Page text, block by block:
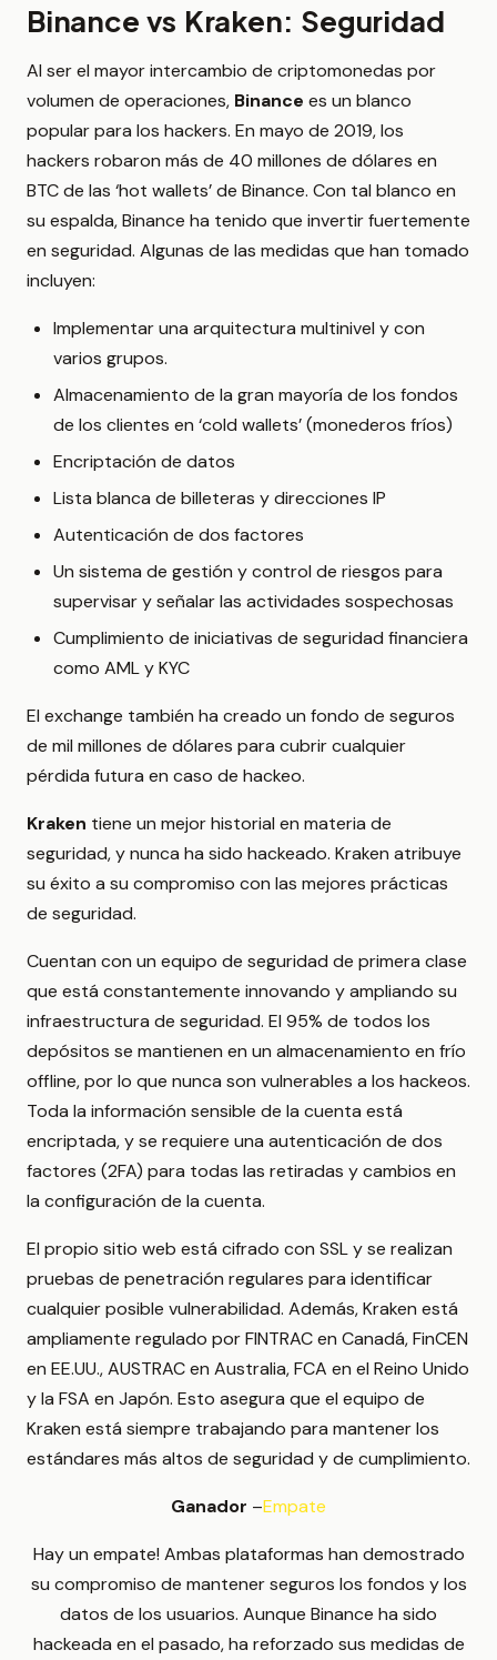
Binance vs Kraken: Seguridad
Al ser el mayor intercambio de criptomonedas por
volumen de operaciones, Binance es un blanco
popular para los hackers. En mayo de 2019, los
hackers robaron más de 40 millones de dólares en
BTC de las ‘hot wallets’ de Binance. Con tal blanco en
su espalda, Binance ha tenido que invertir fuertemente
en seguridad. Algunas de las medidas que han tomado
incluyen:
Implementar una arquitectura multinivel y con
varios grupos.
Almacenamiento de la gran mayoría de los fondos
de los clientes en ‘cold wallets’ (monederos fríos)
Encriptación de datos
Lista blanca de billeteras y direcciones IP
Autenticación de dos factores
Un sistema de gestión y control de riesgos para
supervisar y señalar las actividades sospechosas
Cumplimiento de iniciativas de seguridad financiera
como AML y KYC
El exchange también ha creado un fondo de seguros
de mil millones de dólares para cubrir cualquier
pérdida futura en caso de hackeo.
Kraken tiene un mejor historial en materia de
seguridad, y nunca ha sido hackeado. Kraken atribuye
su éxito a su compromiso con las mejores prácticas
de seguridad.
Cuentan con un equipo de seguridad de primera clase
que está constantemente innovando y ampliando su
infraestructura de seguridad. El 95% de todos los
depósitos se mantienen en un almacenamiento en frío
offline, por lo que nunca son vulnerables a los hackeos.
Toda la información sensible de la cuenta está
encriptada, y se requiere una autenticación de dos
factores (2FA) para todas las retiradas y cambios en
la configuración de la cuenta.
El propio sitio web está cifrado con SSL y se realizan
pruebas de penetración regulares para identificar
cualquier posible vulnerabilidad. Además, Kraken está
ampliamente regulado por FINTRAC en Canadá, FinCEN
en EE.UU., AUSTRAC en Australia, FCA en el Reino Unido
y la FSA en Japón. Esto asegura que el equipo de
Kraken está siempre trabajando para mantener los
estándares más altos de seguridad y de cumplimiento.
Ganador –Empate
Hay un empate! Ambas plataformas han demostrado
su compromiso de mantener seguros los fondos y los
datos de los usuarios. Aunque Binance ha sido
hackeada en el pasado, ha reforzado sus medidas de